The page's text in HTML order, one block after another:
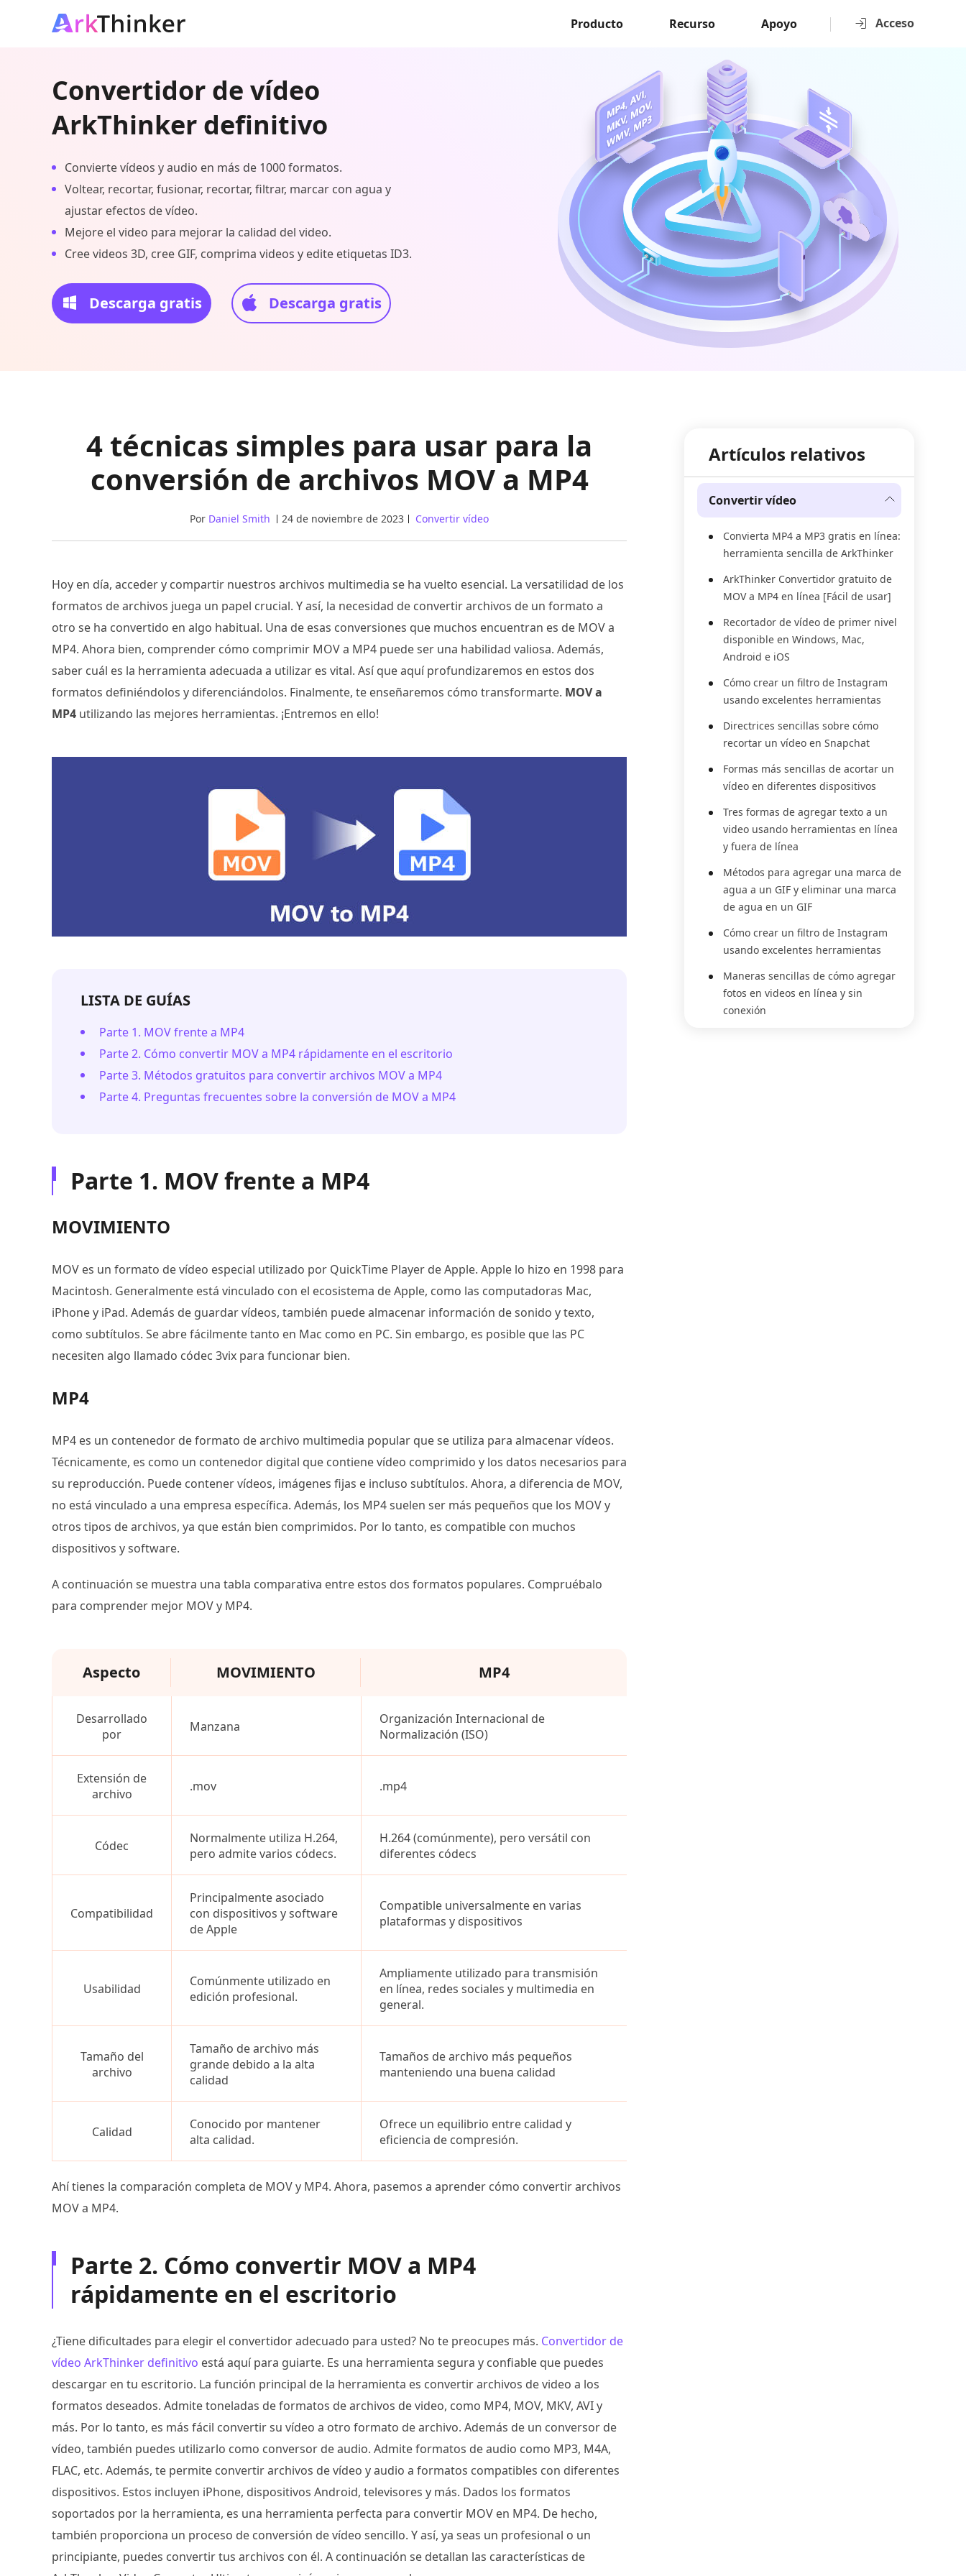
Acceso
Producto Recurso Apoyo
Convertidor de vídeo
ArkThinker definitivo
Convierte vídeos y audio en más de 1000 formatos.
Voltear, recortar, fusionar, recortar, filtrar, marcar con agua y
ajustar efectos de vídeo.
Mejore el video para mejorar la calidad del video.
Cree videos 3D, cree GIF, comprima videos y edite etiquetas ID3.
Descarga gratis Descarga gratis
4 técnicas simples para usar para la
conversión de archivos MOV a MP4
Por Daniel Smith 24 de noviembre de 2023 Convertir vídeo
Hoy en día, acceder y compartir nuestros archivos multimedia se ha vuelto esencial. La versatilidad de los
formatos de archivos juega un papel crucial. Y así, la necesidad de convertir archivos de un formato a
otro se ha convertido en algo habitual. Una de esas conversiones que muchos encuentran es de MOV a
MP4. Ahora bien, comprender cómo comprimir MOV a MP4 puede ser una habilidad valiosa. Además,
saber cuál es la herramienta adecuada a utilizar es vital. Así que aquí profundizaremos en estos dos
formatos definiéndolos y diferenciándolos. Finalmente, te enseñaremos cómo transformarte. MOV a
MP4 utilizando las mejores herramientas. ¡Entremos en ello!
LISTA DE GUÍAS
Parte 1. MOV frente a MP4
Parte 2. Cómo convertir MOV a MP4 rápidamente en el escritorio
Parte 3. Métodos gratuitos para convertir archivos MOV a MP4
Parte 4. Preguntas frecuentes sobre la conversión de MOV a MP4
Parte 1. MOV frente a MP4
MOVIMIENTO
MOV es un formato de vídeo especial utilizado por QuickTime Player de Apple. Apple lo hizo en 1998 para
Macintosh. Generalmente está vinculado con el ecosistema de Apple, como las computadoras Mac,
iPhone y iPad. Además de guardar vídeos, también puede almacenar información de sonido y texto,
como subtítulos. Se abre fácilmente tanto en Mac como en PC. Sin embargo, es posible que las PC
necesiten algo llamado códec 3vix para funcionar bien.
MP4
MP4 es un contenedor de formato de archivo multimedia popular que se utiliza para almacenar vídeos.
Técnicamente, es como un contenedor digital que contiene vídeo comprimido y los datos necesarios para
su reproducción. Puede contener vídeos, imágenes fijas e incluso subtítulos. Ahora, a diferencia de MOV,
no está vinculado a una empresa específica. Además, los MP4 suelen ser más pequeños que los MOV y
otros tipos de archivos, ya que están bien comprimidos. Por lo tanto, es compatible con muchos
dispositivos y software.
A continuación se muestra una tabla comparativa entre estos dos formatos populares. Compruébalo
para comprender mejor MOV y MP4.
Aspecto MOVIMIENTO MP4
Desarrollado
por
Manzana
Organización Internacional de
Normalización (ISO)
Extensión de
archivo
.mov .mp4
Códec
Normalmente utiliza H.264,
pero admite varios códecs.
H.264 (comúnmente), pero versátil con
diferentes códecs
Compatibilidad
Principalmente asociado
con dispositivos y software
de Apple
Compatible universalmente en varias
plataformas y dispositivos
Usabilidad
Comúnmente utilizado en
edición profesional.
Ampliamente utilizado para transmisión
en línea, redes sociales y multimedia en
general.
Tamaño del
archivo
Tamaño de archivo más
grande debido a la alta
calidad
Tamaños de archivo más pequeños
manteniendo una buena calidad
Calidad
Conocido por mantener
alta calidad.
Ofrece un equilibrio entre calidad y
eficiencia de compresión.
Ahí tienes la comparación completa de MOV y MP4. Ahora, pasemos a aprender cómo convertir archivos
MOV a MP4.
Parte 2. Cómo convertir MOV a MP4
rápidamente en el escritorio
¿Tiene dificultades para elegir el convertidor adecuado para usted? No te preocupes más. Convertidor de
vídeo ArkThinker definitivo está aquí para guiarte. Es una herramienta segura y confiable que puedes
descargar en tu escritorio. La función principal de la herramienta es convertir archivos de video a los
formatos deseados. Admite toneladas de formatos de archivos de video, como MP4, MOV, MKV, AVI y
más. Por lo tanto, es más fácil convertir su vídeo a otro formato de archivo. Además de un conversor de
vídeo, también puedes utilizarlo como conversor de audio. Admite formatos de audio como MP3, M4A,
FLAC, etc. Además, te permite convertir archivos de vídeo y audio a formatos compatibles con diferentes
dispositivos. Estos incluyen iPhone, dispositivos Android, televisores y más. Dados los formatos
soportados por la herramienta, es una herramienta perfecta para convertir MOV en MP4. De hecho,
también proporciona un proceso de conversión de vídeo sencillo. Y así, ya seas un profesional o un
principiante, puedes convertir tus archivos con él. A continuación se detallan las características de
Artículos relativos
Convertir vídeo
Convierta MP4 a MP3 gratis en línea:
herramienta sencilla de ArkThinker
ArkThinker Convertidor gratuito de
MOV a MP4 en línea [Fácil de usar]
Recortador de vídeo de primer nivel
disponible en Windows, Mac,
Android e iOS
Cómo crear un filtro de Instagram
usando excelentes herramientas
Directrices sencillas sobre cómo
recortar un vídeo en Snapchat
Formas más sencillas de acortar un
vídeo en diferentes dispositivos
Tres formas de agregar texto a un
video usando herramientas en línea
y fuera de línea
Métodos para agregar una marca de
agua a un GIF y eliminar una marca
de agua en un GIF
Cómo crear un filtro de Instagram
usando excelentes herramientas
Maneras sencillas de cómo agregar
fotos en videos en línea y sin
conexión